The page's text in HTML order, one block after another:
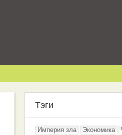
Тэги
Империя зла Экономика